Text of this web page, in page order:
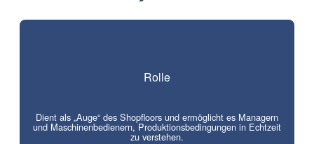
Rolle
Dient als „Auge“ des Shopfloors und ermöglicht es Managern
und Maschinenbedienern, Produktionsbedingungen in Echtzeit
zu verstehen.